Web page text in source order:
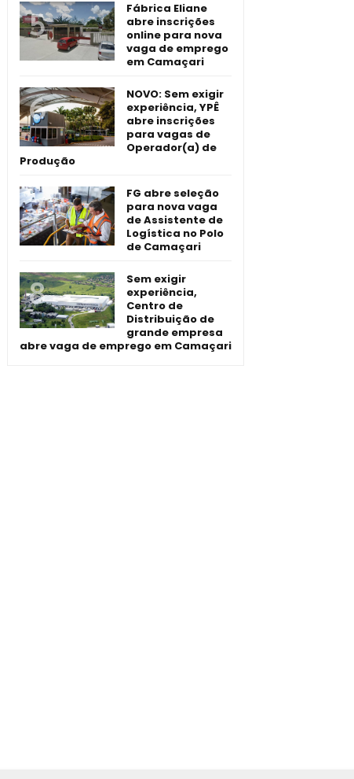
Fábrica Eliane
abre inscrições
online para nova
vaga de emprego
em Camaçari
NOVO: Sem exigir
experiência, YPÊ
abre inscrições
para vagas de
Operador(a) de
Produção
FG abre seleção
para nova vaga
de Assistente de
Logística no Polo
de Camaçari
Sem exigir
experiência,
Centro de
Distribuição de
grande empresa
abre vaga de emprego em Camaçari